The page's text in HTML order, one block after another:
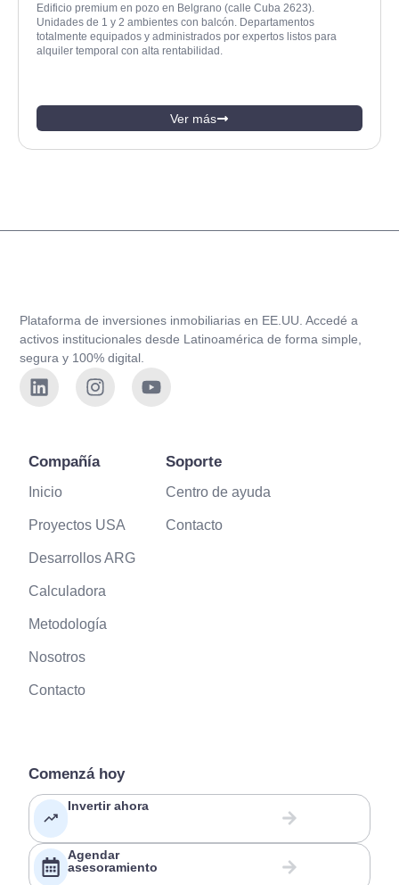
Edificio premium en pozo en Belgrano (calle Cuba 2623).
Unidades de 1 y 2 ambientes con balcón. Departamentos
totalmente equipados y administrados por expertos listos para
alquiler temporal con alta rentabilidad.
Ver más
Plataforma de inversiones inmobiliarias en EE.UU. Accedé a
activos institucionales desde Latinoamérica de forma simple,
segura y 100% digital.
Compañía
Inicio
Proyectos USA
Desarrollos ARG
Calculadora
Metodología
Nosotros
Contacto
Soporte
Centro de ayuda
Contacto
Comenzá hoy
Invertir ahora
Agendar
asesoramiento